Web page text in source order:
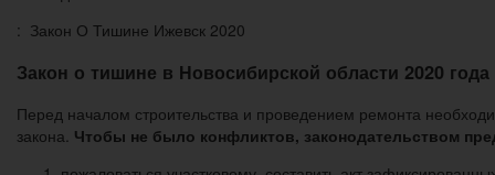
: Закон О Тишине Ижевск 2020
Закон о тишине в Новосибирской области 2020 года
Перед началом строительства и проведением ремонта
закона. Чтобы не было конфликтов, законодательством